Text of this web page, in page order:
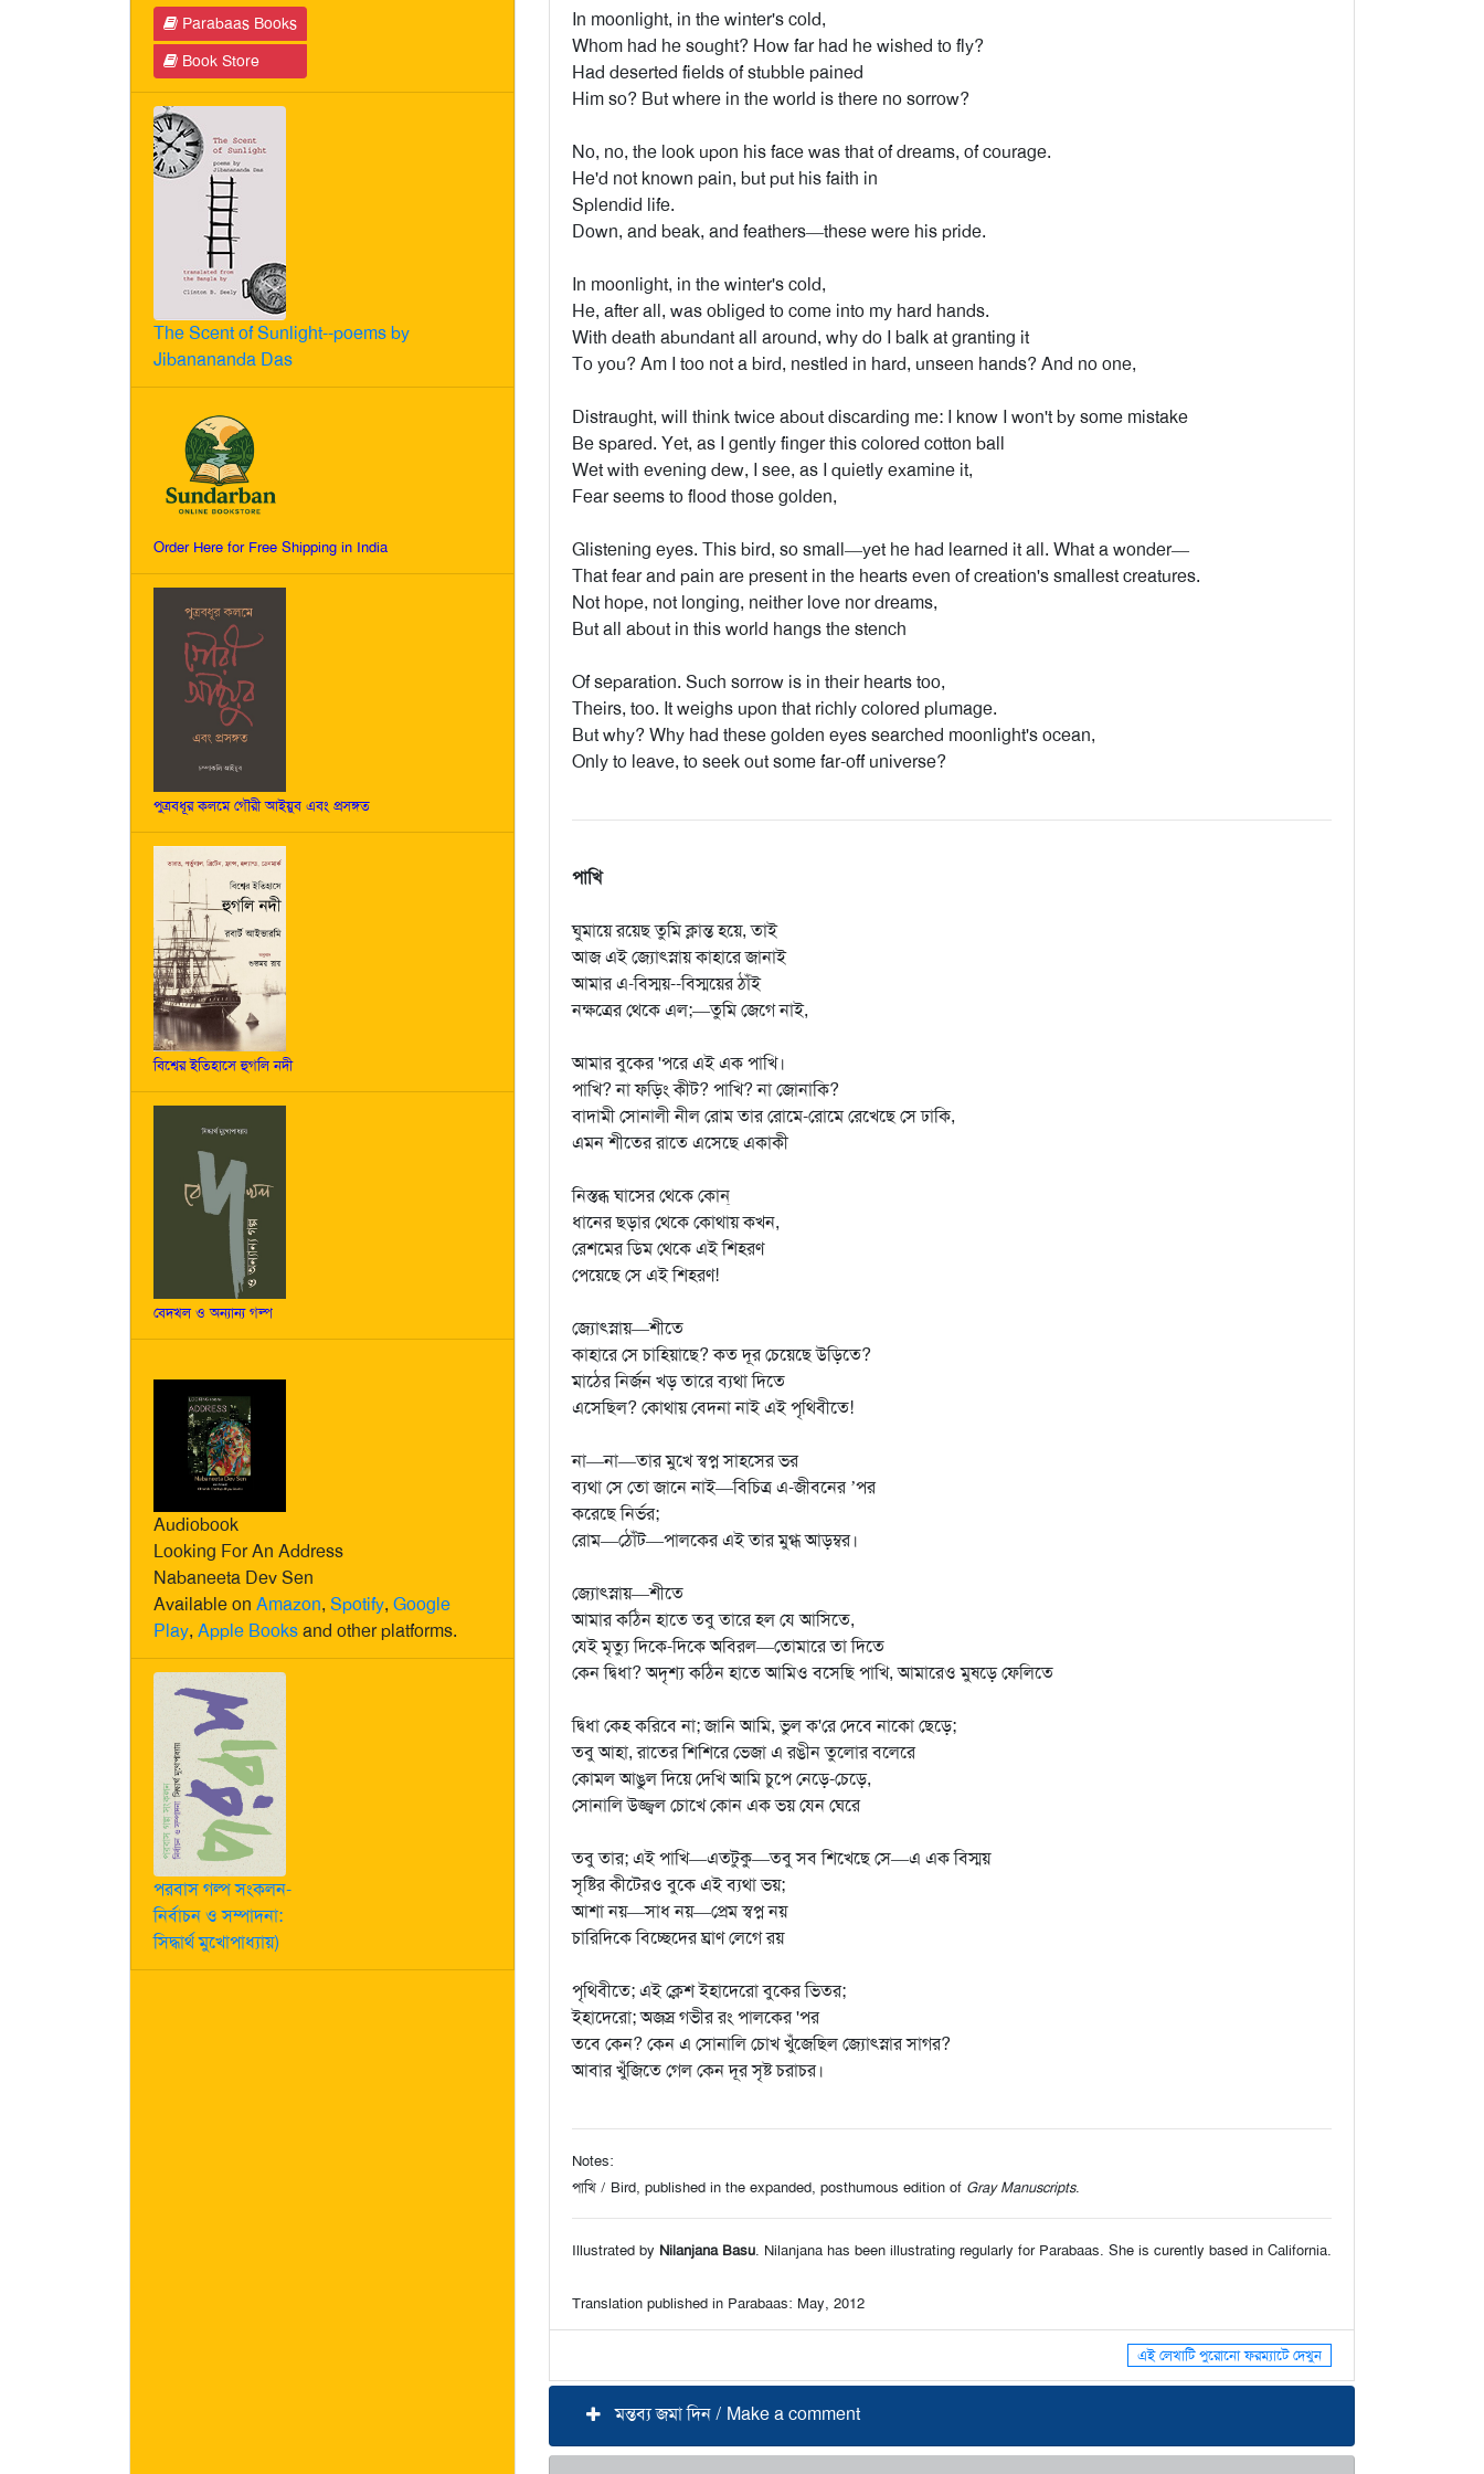
Parabaas Books
Book Store
The Scent of Sunlight--poems by
Jibanananda Das
Order Here for Free Shipping in India
পুত্রবধূর কলমে গৌরী আইয়ুব এবং প্রসঙ্গত
বিশ্বের ইতিহাসে হুগলি নদী
বেদখল ও অন্যান্য গল্প
Audiobook
Looking For An Address
Nabaneeta Dev Sen
Available on Amazon, Spotify, Google
Play, Apple Booksand other platforms.
পরবাস গল্প সংকলন-
নির্বাচন ও সম্পাদনা:
সিদ্ধার্থ মুখোপাধ্যায়)
In moonlight, in the winter's cold,
Whom had he sought? How far had he wished to fly?
Had deserted fields of stubble pained
Him so? But where in the world is there no sorrow?
No, no, the look upon his face was that of dreams, of courage.
He'd not known pain, but put his faith in
Splendid life.
Down, and beak, and feathers—these were his pride.
In moonlight, in the winter's cold,
He, after all, was obliged to come into my hard hands.
With death abundant all around, why do I balk at granting it
To you? Am I too not a bird, nestled in hard, unseen hands? And no one,
Distraught, will think twice about discarding me: I know I won't by some mistake
Be spared. Yet, as I gently finger this colored cotton ball
Wet with evening dew, I see, as I quietly examine it,
Fear seems to flood those golden,
Glistening eyes. This bird, so small—yet he had learned it all. What a wonder—
That fear and pain are present in the hearts even of creation's smallest creatures.
Not hope, not longing, neither love nor dreams,
But all about in this world hangs the stench
Of separation. Such sorrow is in their hearts too,
Theirs, too. It weighs upon that richly colored plumage.
But why? Why had these golden eyes searched moonlight's ocean,
Only to leave, to seek out some far-off universe?
পাখি
ঘুমায়ে রয়েছ তুমি ক্লান্ত হয়ে, তাই
আজ এই জ্যোৎস্নায় কাহারে জানাই
আমার এ-বিস্ময়--বিস্ময়ের ঠাঁই
নক্ষত্রের থেকে এল;—তুমি জেগে নাই,
আমার বুকের 'পরে এই এক পাখি।
পাখি? না ফড়িং কীট? পাখি? না জোনাকি?
বাদামী সোনালী নীল রোম তার রোমে-রোমে রেখেছে সে ঢাকি,
এমন শীতের রাতে এসেছে একাকী
নিস্তব্ধ ঘাসের থেকে কোন্‌
ধানের ছড়ার থেকে কোথায় কখন,
রেশমের ডিম থেকে এই শিহরণ
পেয়েছে সে এই শিহরণ!
জ্যোৎস্নায়—শীতে
কাহারে সে চাহিয়াছে? কত দূর চেয়েছে উড়িতে?
মাঠের নির্জন খড় তারে ব্যথা দিতে
এসেছিল? কোথায় বেদনা নাই এই পৃথিবীতে!
না—না—তার মুখে স্বপ্ন সাহসের ভর
ব্যথা সে তো জানে নাই—বিচিত্র এ-জীবনের ’পর
করেছে নির্ভর;
রোম—ঠোঁট—পালকের এই তার মুগ্ধ আড়ম্বর।
জ্যোৎস্নায়—শীতে
আমার কঠিন হাতে তবু তারে হল যে আসিতে,
যেই মৃত্যু দিকে-দিকে অবিরল—তোমারে তা দিতে
কেন দ্বিধা? অদৃশ্য কঠিন হাতে আমিও বসেছি পাখি, আমারেও মুষড়ে ফেলিতে
দ্বিধা কেহ করিবে না; জানি আমি, ভুল ক'রে দেবে নাকো ছেড়ে;
তবু আহা, রাতের শিশিরে ভেজা এ রঙীন তুলোর বলেরে
কোমল আঙুল দিয়ে দেখি আমি চুপে নেড়ে-চেড়ে,
সোনালি উজ্জ্বল চোখে কোন এক ভয় যেন ঘেরে
তবু তার; এই পাখি—এতটুকু—তবু সব শিখেছে সে—এ এক বিস্ময়
সৃষ্টির কীটেরও বুকে এই ব্যথা ভয়;
আশা নয়—সাধ নয়—প্রেম স্বপ্ন নয়
চারিদিকে বিচ্ছেদের ঘ্রাণ লেগে রয়
পৃথিবীতে; এই ক্লেশ ইহাদেরো বুকের ভিতর;
ইহাদেরো; অজস্র গভীর রং পালকের 'পর
তবে কেন? কেন এ সোনালি চোখ খুঁজেছিল জ্যোৎস্নার সাগর?
আবার খুঁজিতে গেল কেন দূর সৃষ্ট চরাচর।
Notes:
পাখি / Bird, published in the expanded, posthumous edition of Gray Manuscripts.
Illustrated by Nilanjana Basu. Nilanjana has been illustrating regularly for Parabaas. She is curently based in California.
Translation published in Parabaas: May, 2012
এই লেখাটি পুরোনো ফরম্যাটে দেখুন
মন্তব্য জমা দিন / Make a comment